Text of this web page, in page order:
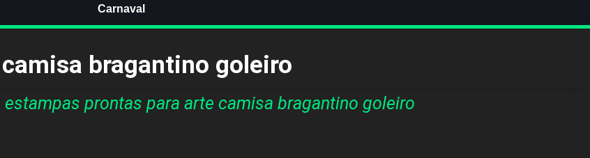
Carnaval
bragantino goleiro
prontas para arte camisa bragantino goleiro